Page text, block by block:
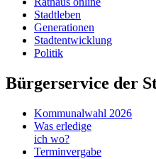
Stadtleben
Generationen
Stadtentwicklung
Politik
Bürgerservice der
Kommunalwahl 2026
Was erledige
ich wo?
Terminvergabe